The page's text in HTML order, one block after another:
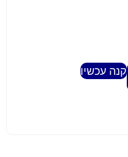
קנה עכשיו